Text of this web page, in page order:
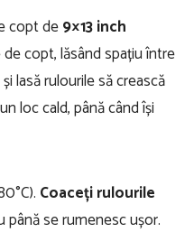
copt de9×13 inch
copt, lăsând spațiu între
lasă rulourile să crească
loc cald, până când își
Coaceți rulourile
până se rumenesc ușor.